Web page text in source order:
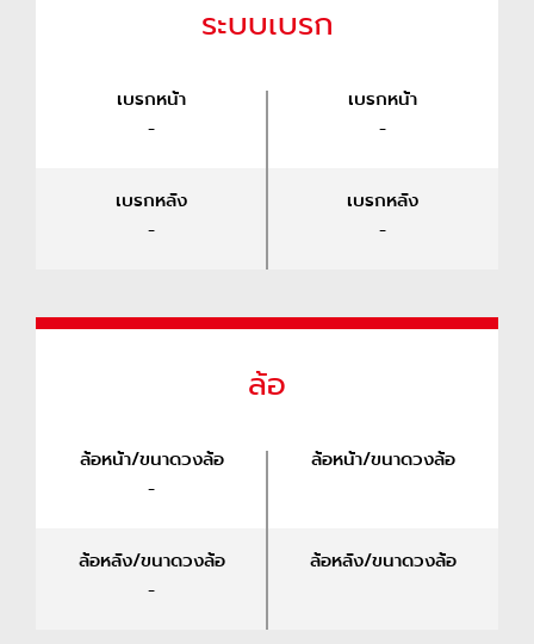
ระบบเบรก
เบรกหน้า
-
เบรกหน้า
-
เบรกหลัง
-
เบรกหลัง
-
ล้อ
ล้อหน้า/ขนาดวงล้อ
-
ล้อหน้า/ขนาดวงล้อ
ล้อหลัง/ขนาดวงล้อ
-
ล้อหลัง/ขนาดวงล้อ